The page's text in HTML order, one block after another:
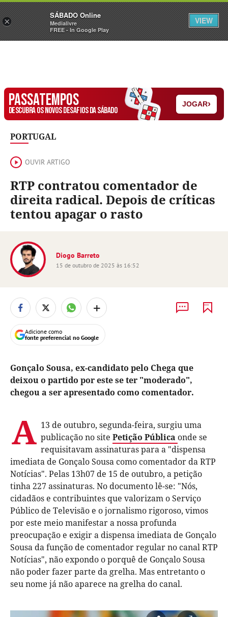
Sábado Assine Iniciar Sessão
PASSATEMPOS
DESCUBRA OS NOVOS DESAFIOS DA SÁBADO
JOGAR›
PORTUGAL
OUVIR ARTIGO
RTP contratou comentador de
direita radical. Depois de críticas
tentou apagar o rasto
Diogo Barreto
15 de outubro de 2025 às 16:52
+
Adicione como
fonte preferencial no Google
Gonçalo Sousa, ex-candidato pelo Chega que
deixou o partido por este se ter "moderado",
chegou a ser apresentado como comentador.
A 13 de outubro, segunda-feira, surgiu uma
publicação no site Petição Pública onde se
requisitavam assinaturas para a "dispensa
imediata de Gonçalo Sousa como comentador da RTP
Notícias". Pelas 13h07 de 15 de outubro, a petição
tinha 227 assinaturas. No documento lê-se: "Nós,
cidadãos e contribuintes que valorizam o Serviço
Público de Televisão e o jornalismo rigoroso, vimos
por este meio manifestar a nossa profunda
preocupação e exigir a dispensa imediata de Gonçalo
Sousa da função de comentador regular no canal RTP
Notícias", não expondo o porquê de Gonçalo Sousa
não poder fazer parte da grelha. Mas entretanto o
seu nome já não aparece na grelha do canal.
×
SÁBADO Online
Medialivre
FREE - In Google Play
VIEW